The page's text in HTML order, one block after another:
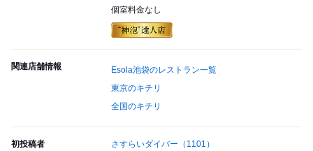
個室料金なし
関連店舗情報
Esola池袋のレストラン一覧
東京のキチリ
全国のキチリ
初投稿者 さすらいダイバー （1101）